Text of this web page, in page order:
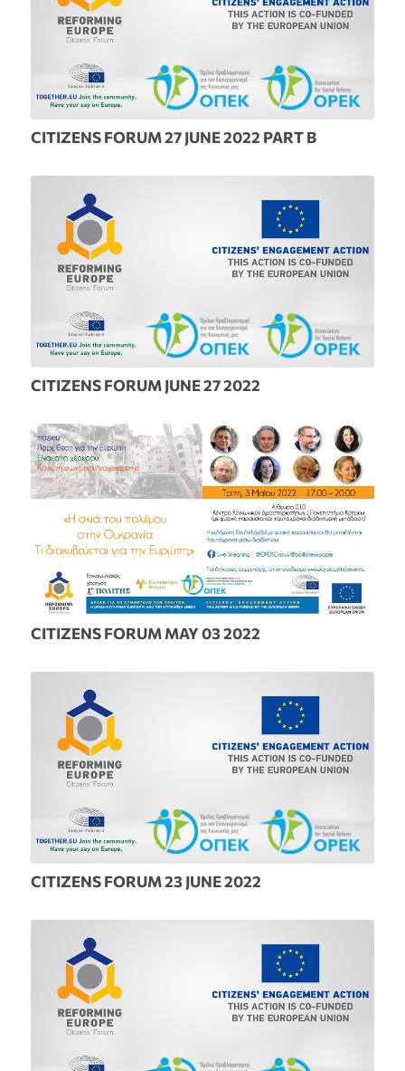
CITIZENS FORUM 27 JUNE 2022 PART B
CITIZENS FORUM JUNE 27 2022
CITIZENS FORUM MAY 03 2022
CITIZENS FORUM 23 JUNE 2022